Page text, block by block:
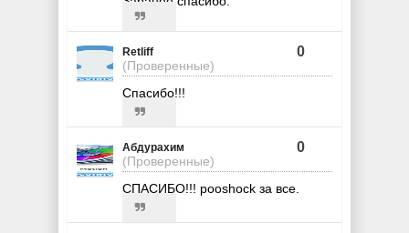
Retliff
(Проверенные)
0
Спасибо!!!
Абдурахим
(Проверенные)
0
СПАСИБО!!! pooshock за все.